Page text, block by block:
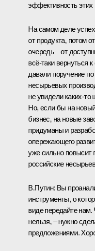
эффективность этих
На самом деле
от продукта, потом
очередь – от
всё‑таки вернуться
давали поручение
несырьевых
не увидели
Но, если бы на
бизнес, на новые
придуманы и
опережающего
уже сильно повысит
российские
В.Путин: Вы
инструменты, о
виде передайте нам.
нельзя, – нужно
предложениями.